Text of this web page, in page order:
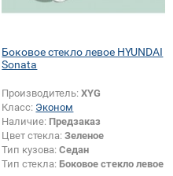
Боковое стекло левое HYUNDAI
Sonata
Производитель:XYG
Класс: Эконом
Наличие: Предзаказ
Цвет стекла:Зеленое
Тип кузова:Седан
Тип стекла: Боковое стекло левое